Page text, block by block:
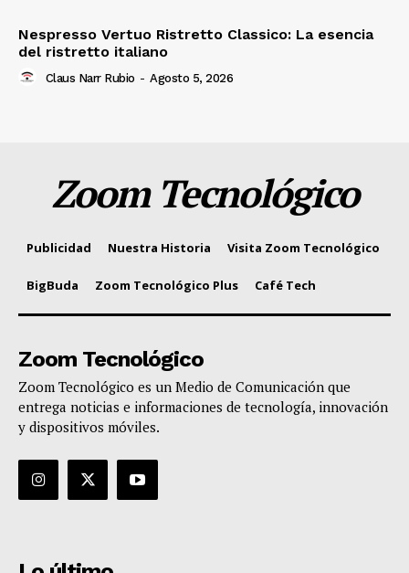
Nespresso Vertuo Ristretto Classico: La esencia
del ristretto italiano
Claus Narr Rubio - Agosto 5, 2026
Zoom Tecnológico
Publicidad Nuestra Historia Visita Zoom Tecnológico
BigBuda Zoom Tecnológico Plus Café Tech
Zoom Tecnológico
Zoom Tecnológico es un Medio de Comunicación que
entrega noticias e informaciones de tecnología, innovación
y dispositivos móviles.